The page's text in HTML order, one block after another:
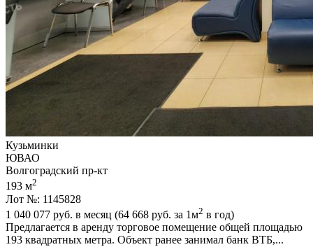
Кузьминки
ЮВАО
Волгоградский пр-кт
193 м2
Лот №: 1145828
1 040 077 руб. в месяц (64 668 руб. за 1м2 в год)
Предлагается в аренду торговое помещение общей площадью
193 квадратных метра. Объект ранее занимал банк ВТБ,­...